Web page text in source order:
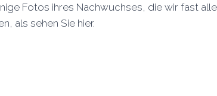
Fotos ihres Nachwuchses, die wir fast
als sehen Sie hier.